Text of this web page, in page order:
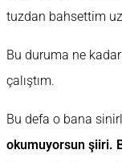
tuzdan bahsettim
Bu duruma ne
çalıştım.
Bu defa o bana
okumuyorsun şiiri.